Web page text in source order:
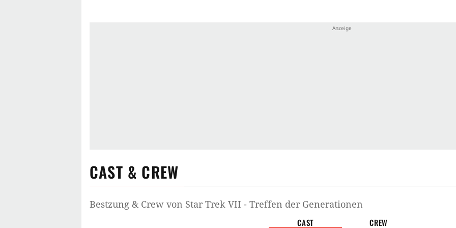
CAST & CREW
Bestzung & Crew von Star Trek VII - Treffen der Generationen
CAST CREW